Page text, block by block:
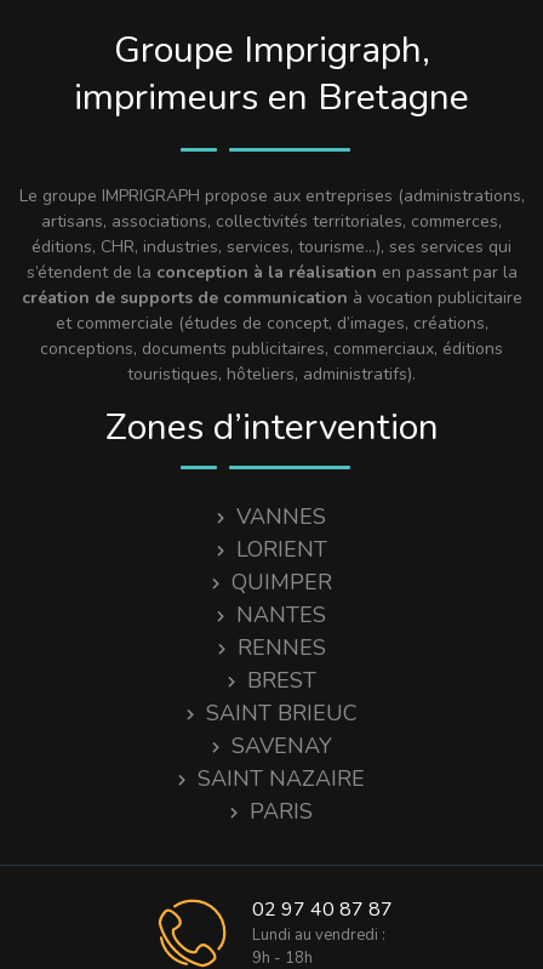
Groupe Imprigraph,
imprimeurs en Bretagne
Le groupe IMPRIGRAPH propose aux entreprises (administrations,
artisans, associations, collectivités territoriales, commerces,
éditions, CHR, industries, services, tourisme…), ses services qui
s’étendent de la conception à la réalisation en passant par la
création de supports de communication à vocation publicitaire
et commerciale (études de concept, d’images, créations,
conceptions, documents publicitaires, commerciaux, éditions
touristiques, hôteliers, administratifs).
Zones d’intervention
VANNES
LORIENT
QUIMPER
NANTES
RENNES
BREST
SAINT BRIEUC
SAVENAY
SAINT NAZAIRE
PARIS
02 97 40 87 87
Lundi au vendredi :
9h - 18h